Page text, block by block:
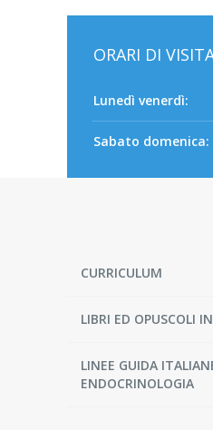
ORARI DI
Lunedì venerdì:
Sabato domenica:
CURRICULUM
LIBRI ED OPUSCOLI
LINEE GUIDA
ENDOCRINOLOGIA